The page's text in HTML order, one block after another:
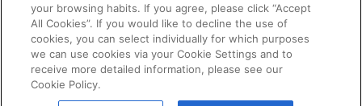
Értékesítési feltételek
Garanciális nyilatkozat
your browsing habits. If you agree, please click “Accept
All Cookies”. If you would like to decline the use of
cookies, you can select individually for which purposes
we can use cookies via your Cookie Settings and to
receive more detailed information, please see our
Cookie Policy.